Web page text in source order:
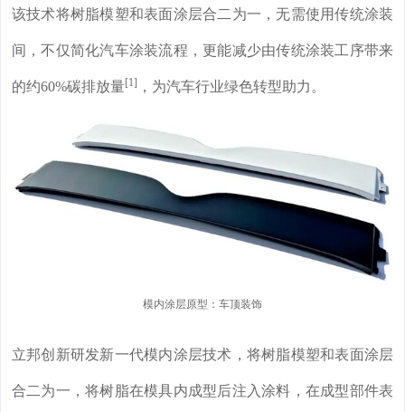
该技术将树脂模塑和表面涂层合二为一，无需使用传统涂装
间，不仅简化汽车涂装流程，更能减少由传统涂装工序带来
的约60%碳排放量[1] ，为汽车行业绿色转型助力。
模内涂层原型：车顶装饰
立邦创新研发新一代模内涂层技术，将树脂模塑和表面涂层
合二为一 ，将树脂在模具内成型后注入涂料 ，在成型部件表